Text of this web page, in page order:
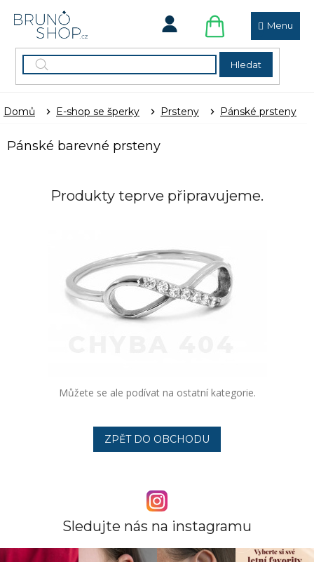
Hledat
NÁKUPNÍ
KOŠÍK
Domů E-shop se šperky Prsteny Pánské prsteny
Pánské barevné prsteny
Produkty teprve připravujeme.
Můžete se ale podívat na ostatní kategorie.
ZPĚT DO OBCHODU
Sledujte nás na instagramu